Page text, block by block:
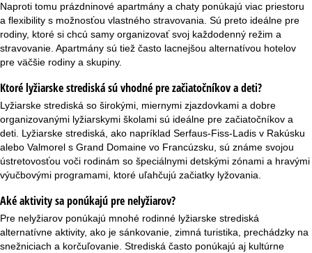
Naproti tomu prázdninové apartmány a chaty ponúkajú viac priestoru
a flexibility s možnosťou vlastného stravovania. Sú preto ideálne pre
rodiny, ktoré si chcú samy organizovať svoj každodenný režim a
stravovanie. Apartmány sú tiež často lacnejšou alternatívou hotelov
pre väčšie rodiny a skupiny.
Ktoré lyžiarske strediská sú vhodné pre začiatočníkov a deti?
Lyžiarske strediská so širokými, miernymi zjazdovkami a dobre
organizovanými lyžiarskymi školami sú ideálne pre začiatočníkov a
deti. Lyžiarske strediská, ako napríklad Serfaus-Fiss-Ladis v Rakúsku
alebo Valmorel s Grand Domaine vo Francúzsku, sú známe svojou
ústretovosťou voči rodinám so špeciálnymi detskými zónami a hravými
výučbovými programami, ktoré uľahčujú začiatky lyžovania.
Aké aktivity sa ponúkajú pre nelyžiarov?
Pre nelyžiarov ponúkajú mnohé rodinné lyžiarske strediská
alternatívne aktivity, ako je sánkovanie, zimná turistika, prechádzky na
snežniciach a korčuľovanie. Strediská často ponúkajú aj kultúrne